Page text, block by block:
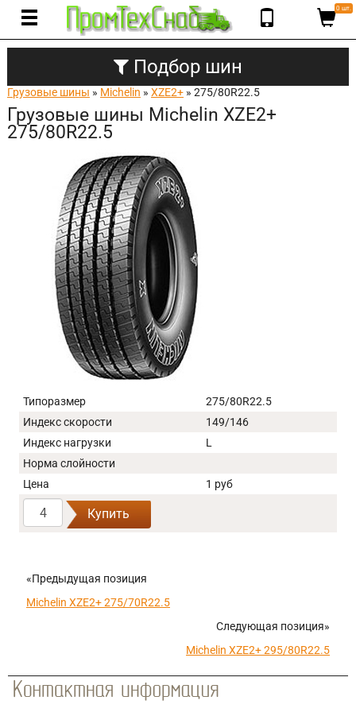
0 шт.
Подбор шин
Грузовые шины » Michelin » XZE2+ » 275/80R22.5
Грузовые шины Michelin XZE2+
275/80R22.5
Типоразмер
275/80R22.5
Индекс скорости
149/146
Индекс нагрузки
L
Норма слойности
Цена
1 руб
Купить
«Предыдущая позиция
Michelin XZE2+ 275/70R22.5
Следующая позиция»
Michelin XZE2+ 295/80R22.5